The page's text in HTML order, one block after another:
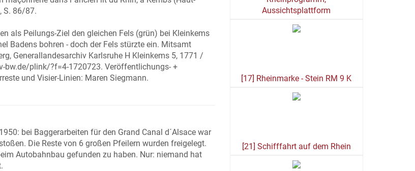
S. 86/87.
als Peilungs-Ziel den gleichen Fels (grün) bei Kleinkems
Badens bohren - doch der Fels stürzte ein. Mitsamt
Generallandesarchiv Karlsruhe H Kleinkems 5, 1771 /
bw.de/plink/?f=4-1720723. Veröffentlichungs- +
und Visier-Linien: Maren Siegmann.
bei Baggerarbeiten für den Grand Canal d´Alsace war
Die Reste von 6 großen Pfeilern wurden freigelegt.
Autobahnbau gefunden zu haben. Nur: niemand hat
Aussichtsplattform
[17] Rheinmarke - Stein RM 9 K
[21] Schifffahrt auf dem Rhein